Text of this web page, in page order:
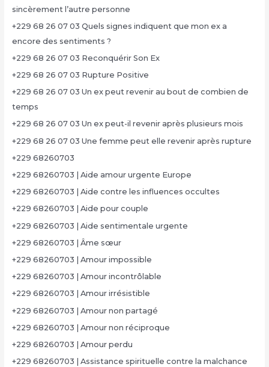
sincèrement l’autre personne
+229 68 26 07 03 Quels signes indiquent que mon ex a
encore des sentiments ?
+229 68 26 07 03 Reconquérir Son Ex
+229 68 26 07 03 Rupture Positive
+229 68 26 07 03 Un ex peut revenir au bout de combien de
temps
+229 68 26 07 03 Un ex peut-il revenir après plusieurs mois
+229 68 26 07 03 Une femme peut elle revenir après rupture
+229 68260703
+229 68260703 | Aide amour urgente Europe
+229 68260703 | Aide contre les influences occultes
+229 68260703 | Aide pour couple
+229 68260703 | Aide sentimentale urgente
+229 68260703 | Âme sœur
+229 68260703 | Amour impossible
+229 68260703 | Amour incontrôlable
+229 68260703 | Amour irrésistible
+229 68260703 | Amour non partagé
+229 68260703 | Amour non réciproque
+229 68260703 | Amour perdu
+229 68260703 | Assistance spirituelle contre la malchance